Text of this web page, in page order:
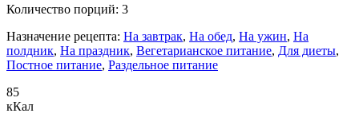
Количество порций: 3
Назначение рецепта: На завтрак, На обед, На ужин, На
полдник, На праздник, Вегетарианское питание, Для диеты,
Постное питание, Раздельное питание
85
кКал